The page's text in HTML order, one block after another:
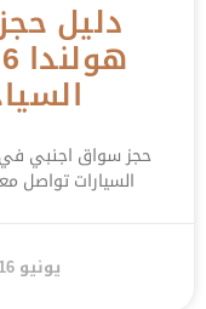
دليل
حجز سواق اجنبي في
السيارات تواصل معنا
يونيو 16, 2026